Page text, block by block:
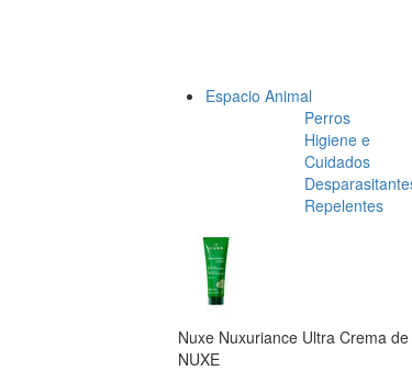
Espacio Animal
Perros
Higiene e
Cuidados
Repelentes
Nuxe Nuxuriance Ultra Crema
NUXE